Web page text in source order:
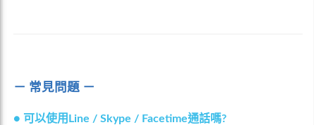
－ 常見問題 －
● 可以使用Line / Skype / Facetime通話嗎?